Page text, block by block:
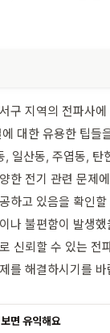
구 지역의 전파사에
대한 유용한 팁들
, 일산동, 주엽동, 탄
한 전기 관련 문제
하고 있음을 확인
나 불편함이 발생
신뢰할 수 있는 전
를 해결하시기를 바
면 유익해요